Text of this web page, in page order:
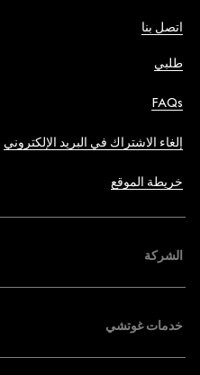
اتصل بنا
طلبي
FAQs
إلغاء الاشتراك في البريد الإلكتروني
خريطة الموقع
الشركة
خدمات غوتشي